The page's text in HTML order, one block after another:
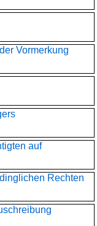
Vormerkung
auf
Rechten